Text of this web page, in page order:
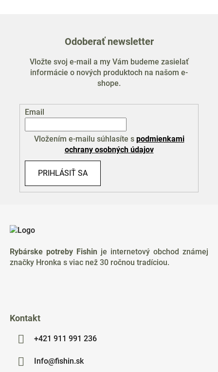
Odoberať newsletter
Vložte svoj e-mail a my Vám budeme zasielať
informácie o nových produktoch na našom e-
shope.
Email
Vložením e-mailu súhlasíte s podmienkami
ochrany osobných údajov
PRIHLÁSIŤ SA
Rybárske potreby Fishin je internetový obchod známej
značky Hronka s viac než 30 ročnou tradíciou.
Kontakt
+421 911 991 236
Info@fishin.sk